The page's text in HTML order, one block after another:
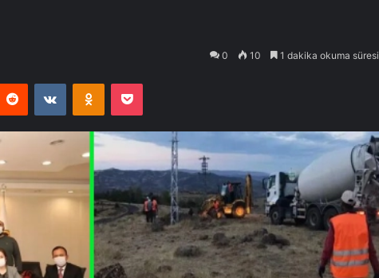
0 10 1 dakika okuma süresi
Reddit VKontakteOdnoklassniki
Pocket